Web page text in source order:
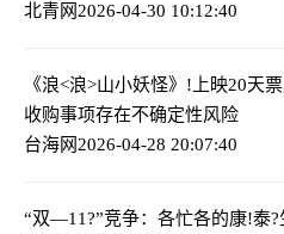
北青网2026-04-30 10:12:40
《浪<浪>山小妖怪》!上映20天
收购事项存在不确定性风险
台海网2026-04-28 20:07:40
“双—11?”竞争：各忙各的康!泰